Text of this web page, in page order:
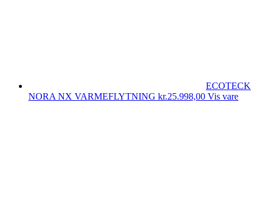
ECOTECK
NORA NX VARMEFLYTNING kr.25.998,00 Vis vare